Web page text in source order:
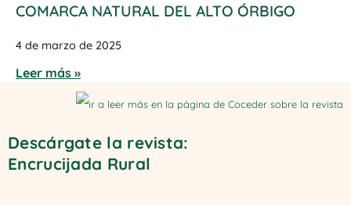
COMARCA NATURAL DEL ALTO ÓRBIGO
4 de marzo de 2025
Leer más »
Descárgate la revista:
Encrucijada Rural